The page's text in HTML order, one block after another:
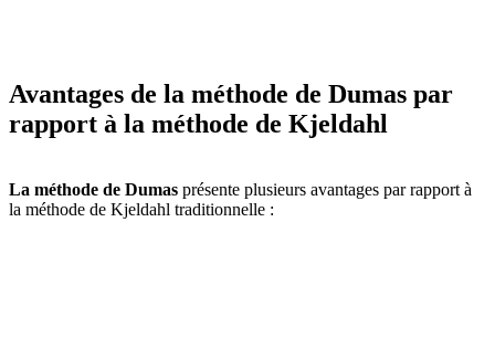
Avantages de la méthode de Dumas par
rapport à la méthode de Kjeldahl
La méthode de Dumas présente plusieurs avantages par rapport à
la méthode de Kjeldahl traditionnelle :